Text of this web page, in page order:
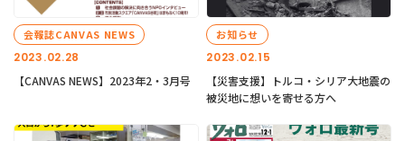
2023.02.28
会報誌CANVAS NEWS
【CANVAS NEWS】2023年2・3月号
2023.02.15
お知らせ
【災害支援】トルコ・シリア大地震の
被災地に想いを寄せる方へ